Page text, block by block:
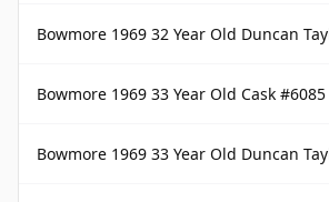
Bowmore 1969 32 Year Old Duncan
Bowmore 1969 33 Year Old Cask #6085
Bowmore 1969 33 Year Old Duncan